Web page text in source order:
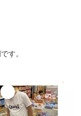
す。